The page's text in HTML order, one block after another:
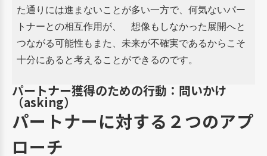
た通りには進まないことが多い一方で、 何気ないパー
トナーとの相互作用が、
想像もしなかった展開へと
つながる可能性もまた、 未来が不確実であるからこそ
十分にあると考えることができるのです。
パートナー獲得のための行動：問いかけ
（asking）
パートナーに対する２つのアプ
ローチ